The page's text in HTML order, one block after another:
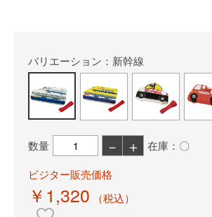
バリエーション：新幹線
数量 － ＋
在庫：〇
ビジター販売価格
￥1,320 （税込）